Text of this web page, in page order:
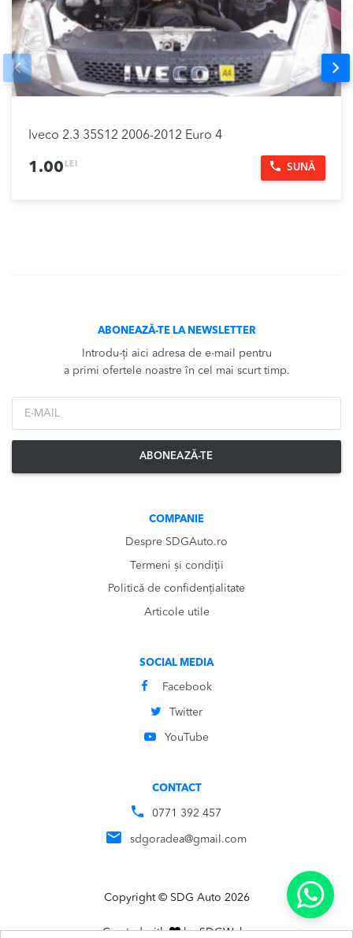
Iveco 2.3 35S12 2006-2012 Euro 4
1.00 LEI SUNĂ
Prev
ABONEAZĂ-TE LA NEWSLETTER
Introdu-ți aici adresa de e-mail pentru
a primi ofertele noastre în cel mai scurt timp.
ABONEAZĂ-TE
COMPANIE
Despre SDGAuto.ro
Termeni și condiții
Politică de confidențialitate
Articole utile
SOCIAL MEDIA
Facebook
Twitter
YouTube
CONTACT
0771 392 457
sdgoradea@gmail.com
Copyright © SDG Auto 2026
Created with bySDGWebs